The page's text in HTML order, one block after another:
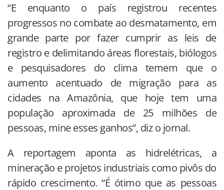
“E enquanto o país registrou recentes
progressos no combate ao desmatamento, em
grande parte por fazer cumprir as leis de
registro e delimitando áreas florestais, biólogos
e pesquisadores do clima temem que o
aumento acentuado de migração para as
cidades na Amazônia, que hoje tem uma
população aproximada de 25 milhões de
pessoas, mine esses ganhos”, diz o jornal.
A reportagem aponta as hidrelétricas, a
mineração e projetos industriais como pivôs do
rápido crescimento. “É ótimo que as pessoas